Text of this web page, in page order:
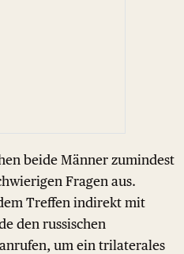
beide Männer zumindest
Fragen aus.
Treffen indirekt mit
den russischen
um ein trilaterales